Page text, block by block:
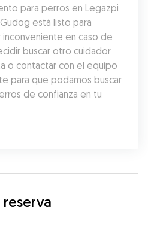
para perros en Legazpi
está listo para
en caso de
buscar otro cuidador
o contactar con el equipo
para que podamos buscar
de confianza en tu